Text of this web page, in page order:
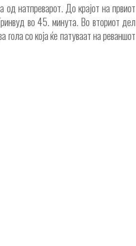
натпреварот. До крајот на првиот
во 45. минута. Во вториот дел
со која ќе патуваат на реваншот